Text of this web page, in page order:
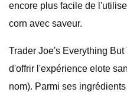
encore plus facile de
corn avec saveur.
Trader Joe's Everything
d'offrir l'expérience elote
nom). Parmi ses